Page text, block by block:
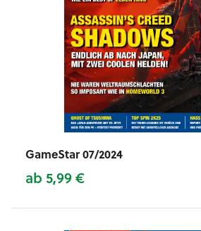
GameStar 07/2024
ab 5,99 €